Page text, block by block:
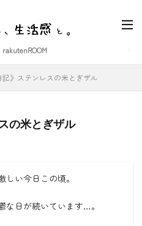
rakutenROOM
記》ステンレスの米とぎザル
の米とぎザル
い今日この頃。
な日が続いています…。